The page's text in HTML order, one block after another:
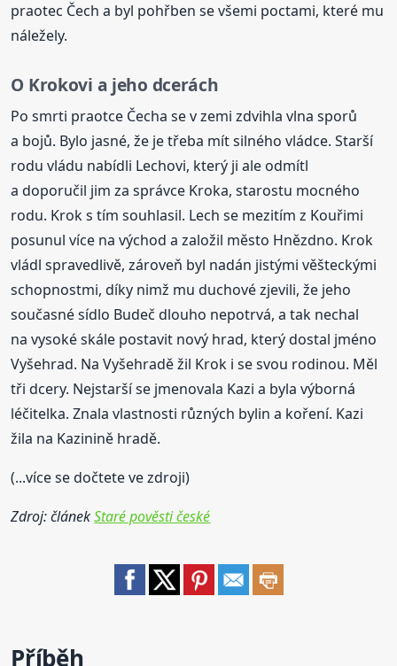
praotec Čech a byl pohřben se všemi poctami, které mu
náležely.
O Krokovi a jeho dcerách
Po smrti praotce Čecha se v zemi zdvihla vlna sporů
a bojů. Bylo jasné, že je třeba mít silného vládce. Starší
rodu vládu nabídli Lechovi, který ji ale odmítl
a doporučil jim za správce Kroka, starostu mocného
rodu. Krok s tím souhlasil. Lech se mezitím z Kouřimi
posunul více na východ a založil město Hnězdno. Krok
vládl spravedlivě, zároveň byl nadán jistými věšteckými
schopnostmi, díky nimž mu duchové zjevili, že jeho
současné sídlo Budeč dlouho nepotrvá, a tak nechal
na vysoké skále postavit nový hrad, který dostal jméno
Vyšehrad. Na Vyšehradě žil Krok i se svou rodinou. Měl
tři dcery. Nejstarší se jmenovala Kazi a byla výborná
léčitelka. Znala vlastnosti různých bylin a koření. Kazi
žila na Kazinině hradě.
(...více se dočtete ve zdroji)
Zdroj: článekStaré pověsti české
Příběh